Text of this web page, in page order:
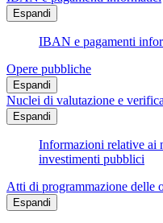
Espandi
IBAN e pagamenti
Opere pubbliche
Espandi
Nuclei di valutazione e
Espandi
Informazioni relative ai
investimenti pubblici
Atti di programmazione delle
Espandi